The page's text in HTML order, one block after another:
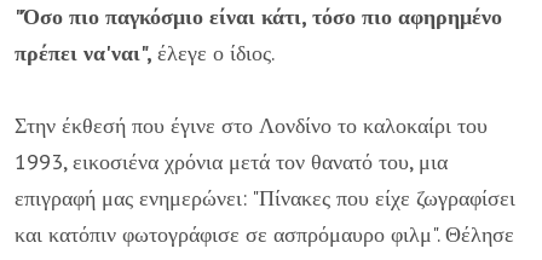
"Όσο πιο παγκόσμιο είναι κάτι, τόσο πιο αφηρημένο
πρέπει να'ναι", έλεγε ο ίδιος.
Στην έκθεσή που έγινε στο Λονδίνο το καλοκαίρι του
1993, εικοσιένα χρόνια μετά τον θανατό του, μια
επιγραφή μας ενημερώνει: "Πίνακες που είχε ζωγραφίσει
και κατόπιν φωτογράφισε σε ασπρόμαυρο φιλμ". Θέλησε